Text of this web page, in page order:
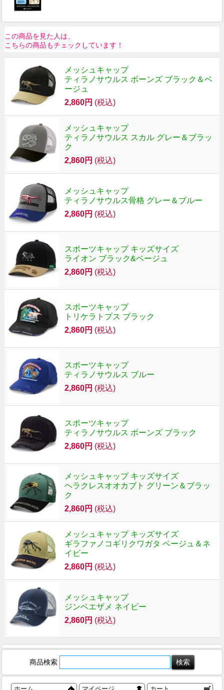
この商品を見た人は、
こちらの商品もチェックしています！
メッシュキャップ
ティラノサウルス ボーンズ ブラック＆ベ
ージュ
2,860円 (税込)
メッシュキャップ
ティラノサウルス スカル グレー＆ブラッ
ク
2,860円 (税込)
メッシュキャップ
ティラノサウルス骨格 グレー＆ブルー
2,860円 (税込)
スポーツキャップ キッズサイズ
ライオン ブラック&ベージュ
2,860円 (税込)
スポーツキャップ
トリケラトプス ブラック
2,860円 (税込)
スポーツキャップ
ティラノサウルス ブルー
2,860円 (税込)
スポーツキャップ
ティラノサウルス ボーンズ ブラック
2,860円 (税込)
メッシュキャップ キッズサイズ
ヘラクレスオオカブト グリーン＆ブラッ
ク
2,860円 (税込)
メッシュキャップ キッズサイズ
ギラファノコギリクワガタ ベージュ＆ネ
イビー
2,860円 (税込)
メッシュキャップ
ジンベエザメ ネイビー
2,860円 (税込)
商品検索